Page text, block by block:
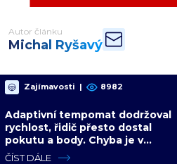
Autor článku
Michal Ryšavý
Zajímavosti | 8982
Adaptivní tempomat dodržoval
rychlost, řidič přesto dostal
pokutu a body. Chyba je v
odstupu, který si auto samo zvolí
ČÍST DÁLE